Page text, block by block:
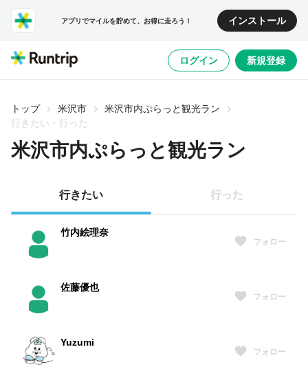
アプリでマイルを貯めて、お得に走ろう！ インストール
ログイン 新規登録
トップ 米沢市
米沢市内ぷらっと観光ラン
行きたい・行った
米沢市内ぷらっと観光ラン
行きたい 行った
竹内絵理奈
フォロー
佐藤優也
フォロー
Yuzumi
フォロー